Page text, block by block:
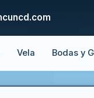
Vela Bodas y